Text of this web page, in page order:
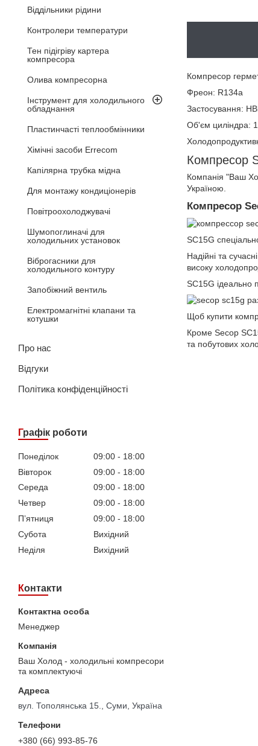
Віддільники рідини
Контролери температури
Тен підігріву картера
компресора
Олива компресорна
Інструмент для холодильного
обладнання
Пластинчасті теплообмінники
Хімічні засоби Errecom
Капілярна трубка мідна
Для монтажу кондиціонерів
Повітроохолоджувачі
Шумопоглиначі для
холодильних установок
Віброгасники для
холодильного контуру
Запобіжний вентиль
Електромагнітні клапани та
котушки
Про нас
Відгуки
Політика конфіденційності
Графік роботи
Понеділок 09:00
18:00
Вівторок
09:00
18:00
Середа
09:00
18:00
Четвер
09:00
18:00
Пʼятниця
09:00
18:00
Субота
Вихідний
Неділя
Вихідний
Контакти
Менеджер
Ваш Холод - холодильні компресори
та комплектуючі
вул. Тополянська 15., Суми, Україна
+380 (66) 993-85-76
Компресор
Фреон: R134a
Застосування:
Об'єм циліндра:
Компресор
Компанія "Ваш
Україною.
Компресор
SC15G
Надійні та
високу
SC15G ідеально
Щоб купити
Кроме Secop
та побутових